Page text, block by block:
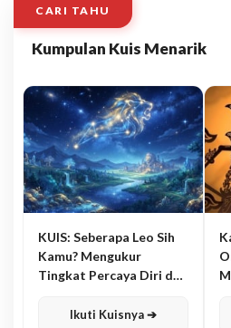
CARI TAHU
Kumpulan Kuis Menarik
KUIS: Seberapa Leo Sih
Kamu? Mengukur
Tingkat Percaya Diri dan
Ikuti Kuisnya ➔